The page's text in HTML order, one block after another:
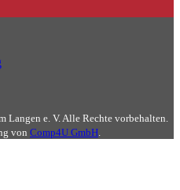
e. V. Alle Rechte vorbehalten.
von Comp4U GmbH.